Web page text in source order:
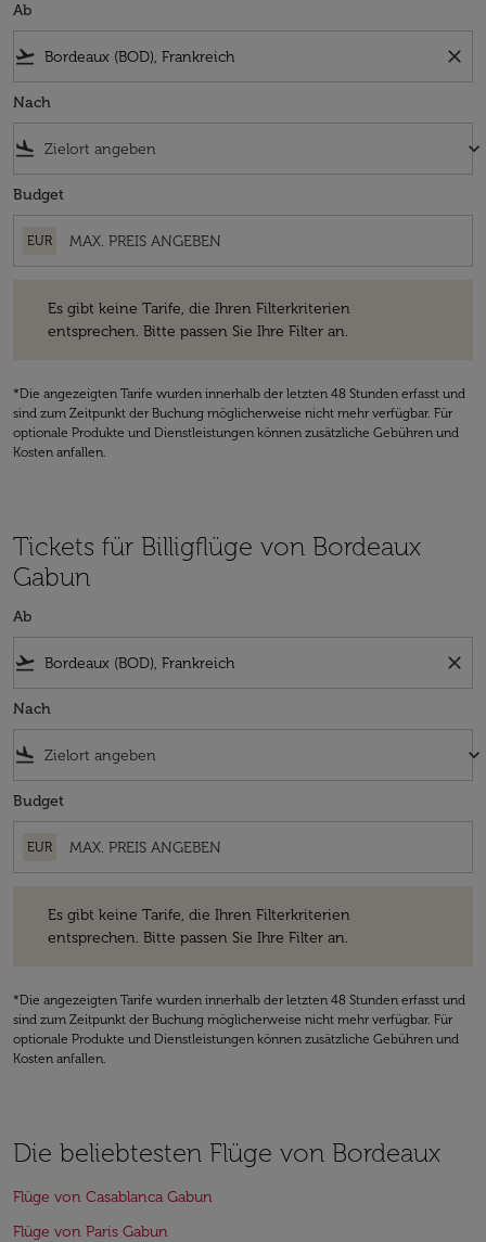
Ab
flight_takeoff close
Nach
flight_land keyboard_arrow_down
Budget
EUR
Es gibt keine Tarife, die Ihren Filterkriterien
entsprechen. Bitte passen Sie Ihre Filter an.
*Die angezeigten Tarife wurden innerhalb der letzten 48 Stunden erfasst und
sind zum Zeitpunkt der Buchung möglicherweise nicht mehr verfügbar. Für
optionale Produkte und Dienstleistungen können zusätzliche Gebühren und
Kosten anfallen.
Tickets für Billigflüge von Bordeaux
Gabun
Ab
flight_takeoff close
Nach
flight_land keyboard_arrow_down
Budget
EUR
Es gibt keine Tarife, die Ihren Filterkriterien
entsprechen. Bitte passen Sie Ihre Filter an.
*Die angezeigten Tarife wurden innerhalb der letzten 48 Stunden erfasst und
sind zum Zeitpunkt der Buchung möglicherweise nicht mehr verfügbar. Für
optionale Produkte und Dienstleistungen können zusätzliche Gebühren und
Kosten anfallen.
Die beliebtesten Flüge von Bordeaux
Flüge von Casablanca Gabun
Flüge von Paris Gabun